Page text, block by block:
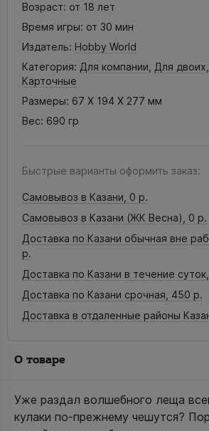
Возраст: от 18 лет
Время игры: от 30 мин
Издатель: Hobby World
Категория: Для компании Для двоих
Карточные
Размеры: 67 X 194 X 277 мм
Вес: 690 гр
Быстрые варианты оформить заказ:
Самовывоз в Казани, 0 р.
Самовывоз в Казани (ЖК Весна),
0 р.
Доставка по Казани обычная вне
р.
Доставка по Казани в течение суток,
Доставка по Казани срочная, 450 р.
Доставка в отдаленные районы
О товаре
Уже раздал волшебного леща
кулаки по-прежнему чешутся?